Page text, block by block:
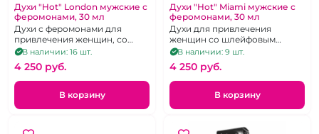
Духи "Hot" London мужские с
феромонами, 30 мл
Духи с феромонами для
привлечения женщин, со
шлейфовым ароматом, 30 мл.
В наличии: 16 шт.
4 250 pуб.
В корзину
Духи "Hot" Miami мужские с
феромонами, 30 мл
Духи для привлечения
женщин со шлейфовым
ароматом, 30 мл.
В наличии: 9 шт.
4 250 pуб.
В корзину